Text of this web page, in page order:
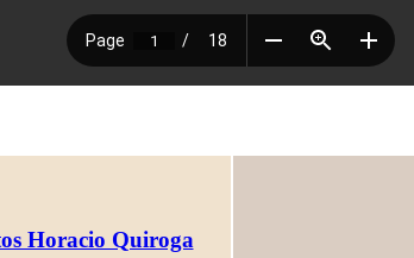
Horacio Quiroga